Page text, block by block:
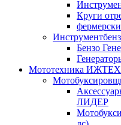
Круги
Бензо
Мототехника
ЛИДЕР